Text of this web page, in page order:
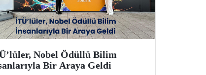
Nobel Ödüllü Bilim
Bir Araya Geldi